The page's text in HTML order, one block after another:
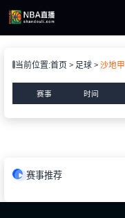
播
讯
当前位置:首页 足球 沙地甲
赛事 时间
赛事推荐